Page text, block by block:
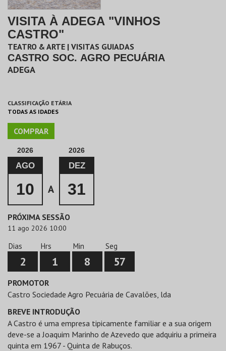
VISITA À ADEGA "VINHOS
CASTRO"
TEATRO & ARTE | VISITAS GUIADAS
CASTRO SOC. AGRO PECUÁRIA
ADEGA
CLASSIFICAÇÃO ETÁRIA
TODAS AS IDADES
COMPRAR
2026
AGO
10 A
2026
DEZ
31
PRÓXIMA SESSÃO
11 ago 2026 10:00
Dias
2
Hrs
1
Min
8
Seg
57
PROMOTOR
Castro Sociedade Agro Pecuária de Cavalões, lda
BREVE INTRODUÇÃO
A Castro é uma empresa tipicamente familiar e a sua origem
deve-se a Joaquim Marinho de Azevedo que adquiriu a primeira
quinta em 1967 - Quinta de Rabuços.